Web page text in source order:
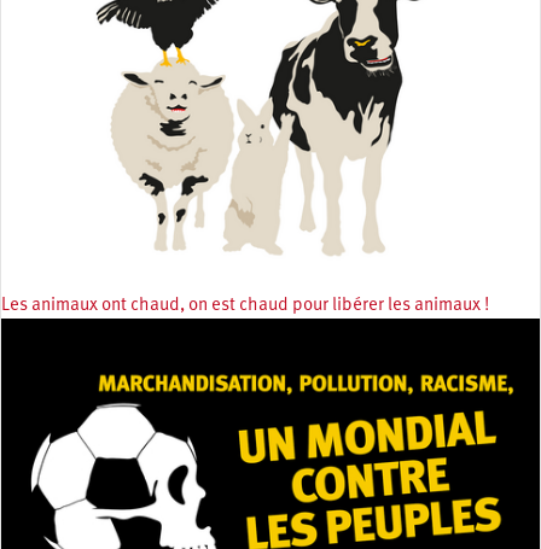
Les animaux ont chaud, on est chaud pour libérer les animaux !